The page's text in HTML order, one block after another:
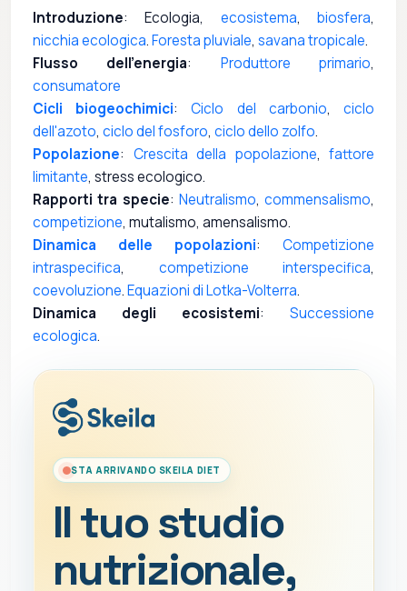
Introduzione: Ecologia, ecosistema,biosfera,
nicchia ecologica.Foresta pluviale, savana tropicale.
Flusso dell'energia: Produttore primario,
consumatore
Cicli biogeochimici:Ciclo del carbonio,ciclo
dell'azoto, ciclo del fosforo, ciclo dello zolfo.
Popolazione: Crescita della popolazione, fattore
limitante, stress ecologico.
Rapporti tra specie: Neutralismo, commensalismo,
competizione, mutalismo, amensalismo.
Dinamica delle popolazioni: Competizione
intraspecifica, competizione interspecifica,
coevoluzione.Equazioni di Lotka-Volterra.
Dinamica degli ecosistemi: Successione
ecologica.
STA ARRIVANDO SKEILA DIET
Il tuo studio
nutrizionale,